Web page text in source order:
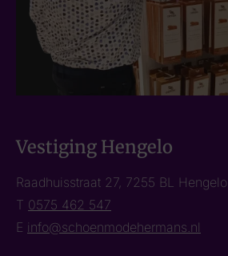
Vestiging Hengelo
Raadhuisstraat 27, 7255 BL Hengelo
T 0575 462 547
E info@schoenmodehermans.nl